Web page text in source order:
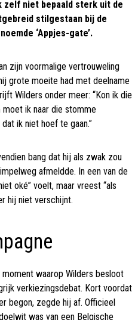
zelf niet bepaald sterk uit de
stilgestaan bij de
‘Appjes-gate’.
zijn voormalige vertrouweling
grote moeite had met deelname
Wilders onder meer: “Kon ik die
moet ik naar die stomme
ik niet hoef te gaan.”
bang dat hij als zwak zou
afmeldde. In een van de
oké” voelt, maar vreest “als
hij niet verschijnt.
waarop Wilders besloot
verkiezingsdebat. Kort voordat
begon, zegde hij af. Officieel
was van een Belgische